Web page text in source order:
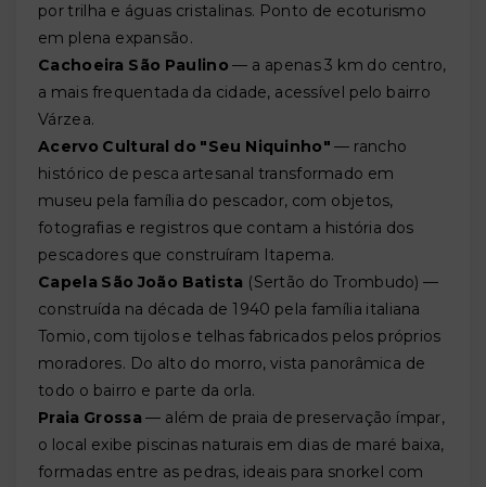
por trilha e águas cristalinas. Ponto de ecoturismo
em plena expansão.
Cachoeira São Paulino — a apenas 3 km do centro,
a mais frequentada da cidade, acessível pelo bairro
Várzea.
Acervo Cultural do "Seu Niquinho" — rancho
histórico de pesca artesanal transformado em
museu pela família do pescador, com objetos,
fotografias e registros que contam a história dos
pescadores que construíram Itapema.
Capela São João Batista (Sertão do Trombudo) —
construída na década de 1940 pela família italiana
Tomio, com tijolos e telhas fabricados pelos próprios
moradores. Do alto do morro, vista panorâmica de
todo o bairro e parte da orla.
Praia Grossa — além de praia de preservação ímpar,
o local exibe piscinas naturais em dias de maré baixa,
formadas entre as pedras, ideais para snorkel com